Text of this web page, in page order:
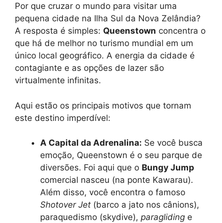
Por que cruzar o mundo para visitar uma
pequena cidade na Ilha Sul da Nova Zelândia?
A resposta é simples: Queenstown concentra o
que há de melhor no turismo mundial em um
único local geográfico. A energia da cidade é
contagiante e as opções de lazer são
virtualmente infinitas.
Aqui estão os principais motivos que tornam
este destino imperdível:
A Capital da Adrenalina: Se você busca
emoção, Queenstown é o seu parque de
diversões. Foi aqui que o Bungy Jump
comercial nasceu (na ponte Kawarau).
Além disso, você encontra o famoso
Shotover Jet (barco a jato nos cânions),
paraquedismo (skydive), paragliding e